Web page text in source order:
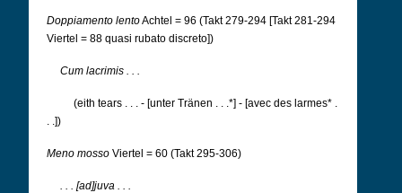
Doppiamento lentoAchtel = 96 (Takt 279-294 [Takt 281-294
Viertel = 88 quasi rubato discreto])
Cum lacrimis . . .
(eith tears . . . - [unter Tränen . . .*] - [avec des larmes* .
. .])
Meno mosso Viertel = 60 (Takt 295-306)
. . . [ad]juva . . .